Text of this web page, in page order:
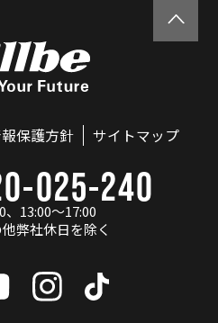
保護方針 サイトマップ
025-240
、13:00～17:00
弊社休日を除く